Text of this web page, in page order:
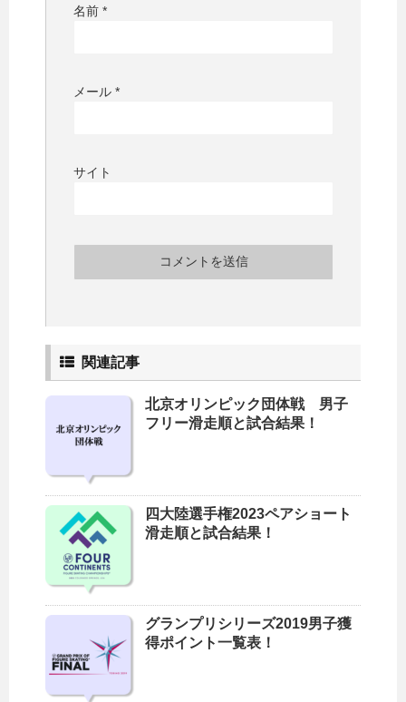
名前 *
メール *
サイト
関連記事
北京オリンピック団体戦 男子
フリー滑走順と試合結果！
四大陸選手権2023ペアショート
滑走順と試合結果！
グランプリシリーズ2019男子獲
得ポイント一覧表！